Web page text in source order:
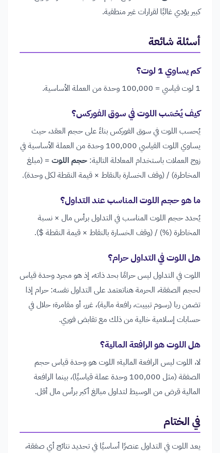
كبير يؤدي غالبًا لقرارات غير منطقية.
أسئلة شائعة
كم يساوي 1 لوت؟
1 لوت قياسي = 100,000 وحدة من العملة الأساسية.
كيف يُحْسَب اللوت في سوق الفوركس؟
يُحسب اللوت في سوق الفوركس بناءً على حجم العقد، حيث
يساوي اللوت القياسي 100,000 وحدة من العملة الأساسية في
زوج العملات باستخدام المعادلة التالية: حجم اللوت = (مبلغ
المخاطرة) / (وقف الخسارة بالنقاط × قيمة النقطة لكل وحدة).
ما هو حجم اللوت المناسب عند التداول؟
يُحدد حجم اللوت المناسب في التداول برأس مال × نسبة
المخاطرة (%) / (وقف الخسارة بالنقاط × قيمة النقطة $).
هل اللوت في التداول حرام؟
اللوت في التداول ليس حرامًا بحد ذاته، إذ هو مجرد وحدة قياس
لحجم الصفقة، الحرمة هناتعتمد على التداول نفسه: حرام إذا
تضمن ربا (رسوم تبييت، رافعة مالية)، غرر، أو مقامرة؛ حلال في
حسابات إسلامية خالية من ذلك مع تقابض فوري.
هل اللوت هو الرافعة المالية؟
لا، اللوت ليس الرافعة المالية؛ اللوت هو وحدة قياس حجم
الصفقة (مثل 100,000 وحدة عملة قياسيًا)، بينما الرافعة
المالية قرض من الوسيط لتداول مبالغ أكبر برأس مال أقل.
في الختام
يعد اللوت في التداول عنصرًا أساسيًا في تحديد نتائج أي صفقة،